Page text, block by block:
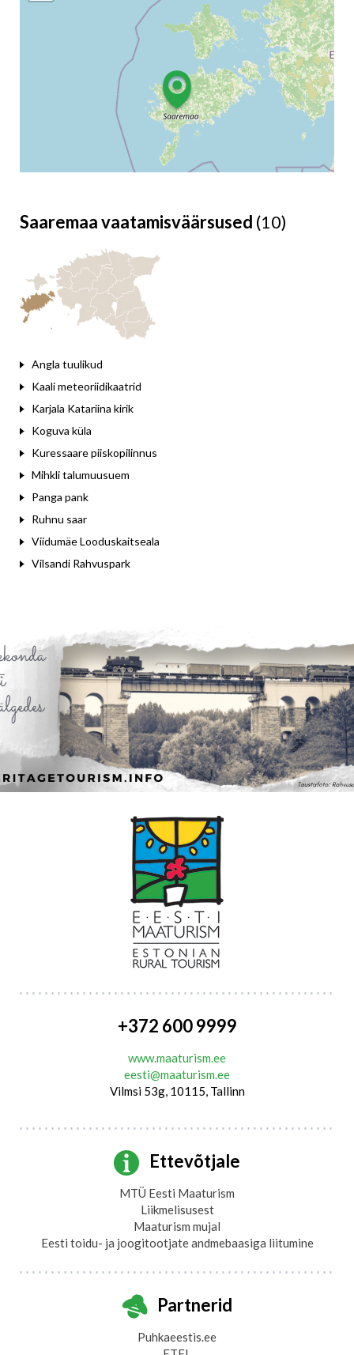
Saaremaa vaatamisväärsused (10)
Angla tuulikud
Kaali meteoriidikaatrid
Karjala Katariina kirik
Koguva küla
Kuressaare piiskopilinnus
Mihkli talumuusuem
Panga pank
Ruhnu saar
Viidumäe Looduskaitseala
Vilsandi Rahvuspark
+372 600 9999
www.maaturism.ee
eesti@maaturism.ee
Vilmsi 53g, 10115, Tallinn
Ettevõtjale
MTÜ Eesti Maaturism
Liikmelisusest
Maaturism mujal
Eesti toidu- ja joogitootjate andmebaasiga liitumine
Partnerid
Puhkaeestis.ee